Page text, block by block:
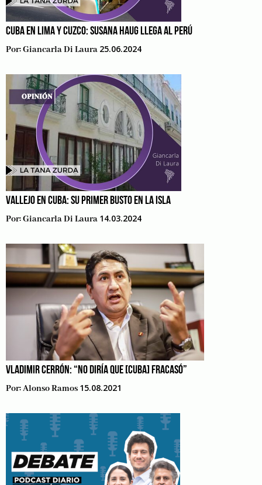
CUBA EN LIMA Y CUZCO: SUSANA HAUG LLEGA AL PERÚ
Por:Giancarla Di Laura 25.06.2024
VALLEJO EN CUBA: SU PRIMER BUSTO EN LA ISLA
Por:Giancarla Di Laura 14.03.2024
VLADIMIR CERRÓN: “NO DIRÍA QUE [CUBA] FRACASÓ”
Por:Alonso Ramos 15.08.2021